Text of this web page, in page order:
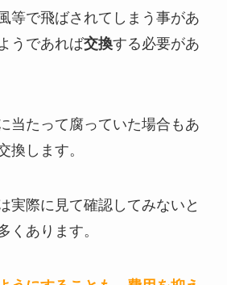
等で飛ばされてしまう事があ
うであれば交換する必要があ
当たって腐っていた場合もあ
換します。
実際に見て確認してみないと
くあります。